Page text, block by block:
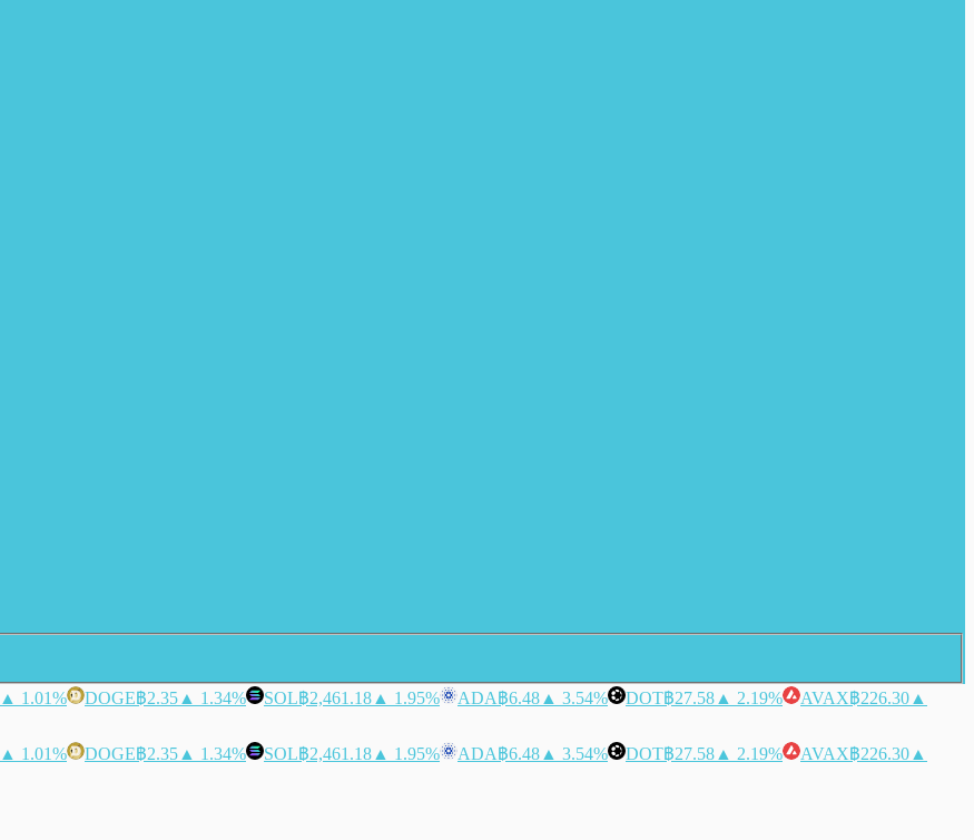
▲ 1.01% DOGE฿2.35 ▲ 1.34% SOL฿2,461.18 ▲ 1.95% ADA฿6.48 ▲ 3.54% DOT฿27.58 ▲ 2.19% AVAX฿226.30 ▲
▲ 1.01% DOGE฿2.35 ▲ 1.34% SOL฿2,461.18 ▲ 1.95% ADA฿6.48 ▲ 3.54% DOT฿27.58 ▲ 2.19% AVAX฿226.30 ▲